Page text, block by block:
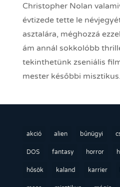
Christopher Nolan
évtizede tette le
asztalára, méghozzá
ám annál sokkolóbb
tekinthetünk zseniális
mester későbbi
akció alien bűnügyi
DOS fantasy horror
hősök kaland karrier